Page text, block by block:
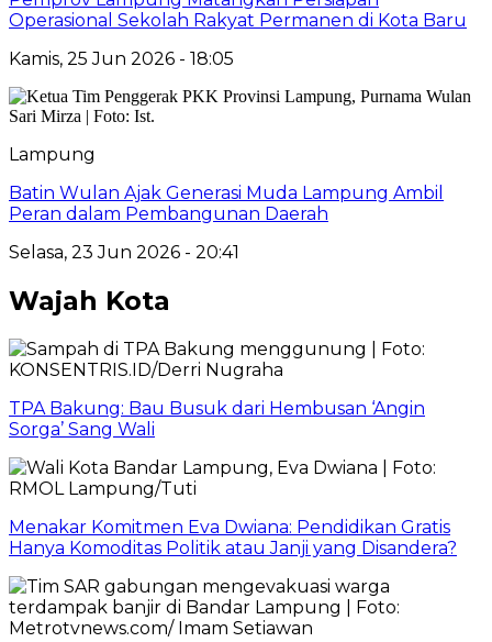
Operasional Sekolah Rakyat Permanen di Kota Baru
Kamis, 25 Jun 2026 - 18:05
Lampung
Batin Wulan Ajak Generasi Muda Lampung Ambil
Peran dalam Pembangunan Daerah
Selasa, 23 Jun 2026 - 20:41
Wajah Kota
TPA Bakung: Bau Busuk dari Hembusan ‘Angin
Sorga’ Sang Wali
Menakar Komitmen Eva Dwiana: Pendidikan Gratis
Hanya Komoditas Politik atau Janji yang Disandera?